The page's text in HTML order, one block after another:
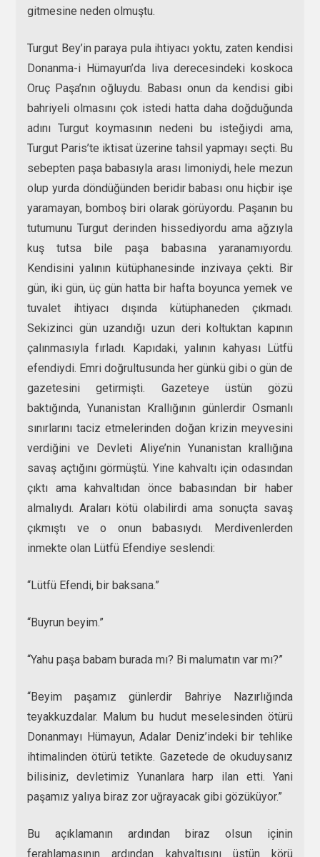
gitmesine neden olmuştu.
Turgut Bey’in paraya pula ihtiyacı yoktu, zaten kendisi
Donanma-i Hümayun’da liva derecesindeki koskoca
Oruç Paşa’nın oğluydu. Babası onun da kendisi gibi
bahriyeli olmasını çok istedi hatta daha doğduğunda
adını Turgut koymasının nedeni bu isteğiydi ama,
Turgut Paris’te iktisat üzerine tahsil yapmayı seçti. Bu
sebepten paşa babasıyla arası limoniydi, hele mezun
olup yurda döndüğünden beridir babası onu hiçbir işe
yaramayan, bomboş biri olarak görüyordu. Paşanın bu
tutumunu Turgut derinden hissediyordu ama ağzıyla
kuş tutsa bile paşa babasına yaranamıyordu.
Kendisini yalının kütüphanesinde inzivaya çekti. Bir
gün, iki gün, üç gün hatta bir hafta boyunca yemek ve
tuvalet ihtiyacı dışında kütüphaneden çıkmadı.
Sekizinci gün uzandığı uzun deri koltuktan kapının
çalınmasıyla fırladı. Kapıdaki, yalının kahyası Lütfü
efendiydi. Emri doğrultusunda her günkü gibi o gün de
gazetesini getirmişti. Gazeteye üstün gözü
baktığında, Yunanistan Krallığının günlerdir Osmanlı
sınırlarını taciz etmelerinden doğan krizin meyvesini
verdiğini ve Devleti Aliye’nin Yunanistan krallığına
savaş açtığını görmüştü. Yine kahvaltı için odasından
çıktı ama kahvaltıdan önce babasından bir haber
almalıydı. Araları kötü olabilirdi ama sonuçta savaş
çıkmıştı ve o onun babasıydı. Merdivenlerden
inmekte olan Lütfü Efendiye seslendi:
“Lütfü Efendi, bir baksana.”
“Buyrun beyim.”
“Yahu paşa babam burada mı? Bi malumatın var mı?”
“Beyim paşamız günlerdir Bahriye Nazırlığında
teyakkuzdalar. Malum bu hudut meselesinden ötürü
Donanmayı Hümayun, Adalar Deniz’indeki bir tehlike
ihtimalinden ötürü tetikte. Gazetede de okuduysanız
bilisiniz, devletimiz Yunanlara harp ilan etti. Yani
paşamız yalıya biraz zor uğrayacak gibi gözüküyor.”
Bu açıklamanın ardından biraz olsun içinin
ferahlamasının ardından kahvaltısını üstün körü